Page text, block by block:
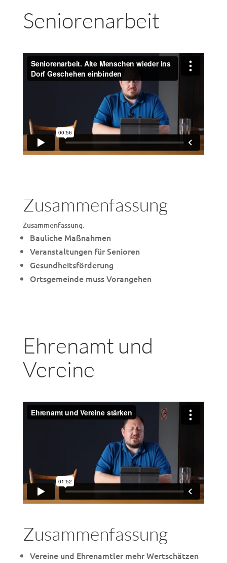
Seniorenarbeit
Zusammenfassung
Zusammenfassung:
Bauliche Maßnahmen
Veranstaltungen für Senioren
Gesundheitsförderung
Ortsgemeinde muss Vorangehen
Ehrenamt und
Vereine
Zusammenfassung
Vereine und Ehrenamtler mehr Wertschätzen